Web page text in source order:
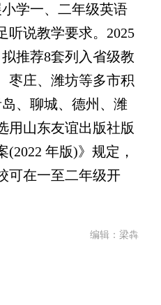
学一、二年级英语
听说教学要求。2025
推荐8套列入省级教
枣庄、潍坊等多市积
、聊城、德州、潍
用山东友谊出版社版
年版)》规定，
可在一至二年级开
编辑：梁犇